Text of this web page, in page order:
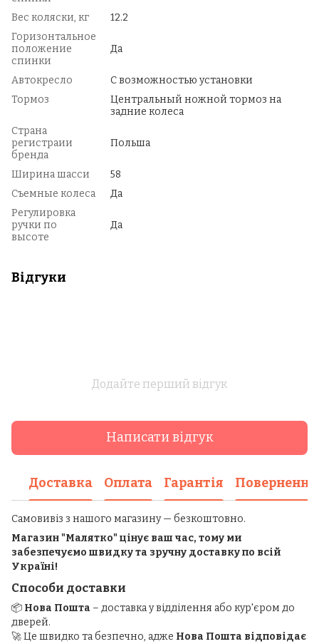
Вес коляски, кг
12.2
Горизонтальное
положение
спинки
Да
Автокресло
С возможностью установки
Тормоз
Центральный ножной тормоз на
задние колеса
Страна
регистраии
бренда
Польша
Ширина шасси
58
Съемные колеса
Да
Регулировка
ручки по
высоте
Да
Відгуки
Додайте перший відгук
Написати відгук
Доставка Оплата Гарантія Повернення
Самовивіз з нашого магазину — безкоштовно.
Магазин "Малятко" цінує ваш час, тому ми
забезпечуємо швидку та зручну доставку по всій
Україні!
Способи доставки
📦 Нова Пошта – доставка у відділення або кур'єром до
дверей.
🚀 Це швидко та безпечно, адже Нова Пошта відповідає